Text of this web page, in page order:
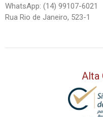
WhatsApp: (14) 99107-6021
Rua Rio de Janeiro, 523-1
Alta